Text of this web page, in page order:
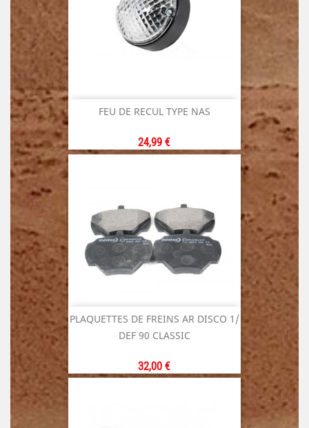
FEU DE RECUL TYPE NAS
Prix
24,99 €
PLAQUETTES DE FREINS AR DISCO 1/
DEF 90 CLASSIC
Prix
32,00 €